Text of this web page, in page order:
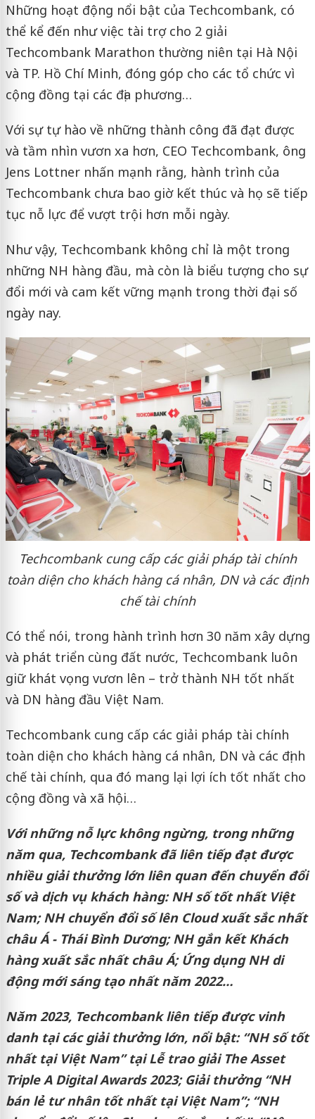
Những hoạt động nổi bật của Techcombank, có
thể kể đến như việc tài trợ cho 2 giải
Techcombank Marathon thường niên tại Hà Nội
và TP. Hồ Chí Minh, đóng góp cho các tổ chức vì
cộng đồng tại các địa phương…
Với sự tự hào về những thành công đã đạt được
và tầm nhìn vươn xa hơn, CEO Techcombank, ông
Jens Lottner nhấn mạnh rằng, hành trình của
Techcombank chưa bao giờ kết thúc và họ sẽ tiếp
tục nỗ lực để vượt trội hơn mỗi ngày.
Như vậy, Techcombank không chỉ là một trong
những NH hàng đầu, mà còn là biểu tượng cho sự
đổi mới và cam kết vững mạnh trong thời đại số
ngày nay.
Techcombank cung cấp các giải pháp tài chính
toàn diện cho khách hàng cá nhân, DN và các định
chế tài chính
Có thể nói, trong hành trình hơn 30 năm xây dựng
và phát triển cùng đất nước, Techcombank luôn
giữ khát vọng vươn lên – trở thành NH tốt nhất
và DN hàng đầu Việt Nam.
Techcombank cung cấp các giải pháp tài chính
toàn diện cho khách hàng cá nhân, DN và các định
chế tài chính, qua đó mang lại lợi ích tốt nhất cho
cộng đồng và xã hội…
Với những nỗ lực không ngừng, trong những
năm qua, Techcombank đã liên tiếp đạt được
nhiều giải thưởng lớn liên quan đến chuyển đổi
số và dịch vụ khách hàng: NH số tốt nhất Việt
Nam; NH chuyển đổi số lên Cloud xuất sắc nhất
châu Á - Thái Bình Dương; NH gắn kết Khách
hàng xuất sắc nhất châu Á; Ứng dụng NH di
động mới sáng tạo nhất năm 2022…
Năm 2023, Techcombank liên tiếp được vinh
danh tại các giải thưởng lớn, nổi bật: “NH số tốt
nhất tại Việt Nam” tại Lễ trao giải The Asset
Triple A Digital Awards 2023; Giải thưởng “NH
bán lẻ tư nhân tốt nhất tại Việt Nam”; “NH